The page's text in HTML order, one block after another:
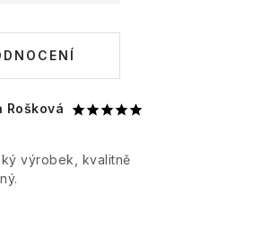
Rošková
výrobek, kvalitně